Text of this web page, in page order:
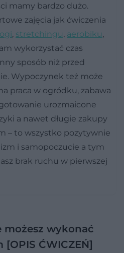
mamy bardzo dużo.
zajęcia jak ćwiczenia
, stretchingu, aerobiku,
wykorzystać czas
sposób niż przed
Wypoczynek też może
praca w ogródku, zabawa
urozmaicone
a nawet długie zakupy
– to wszystko pozytywnie
i samopoczucie a tym
brak ruchu w pierwszej
możesz wykonać
ĆWICZEŃ]